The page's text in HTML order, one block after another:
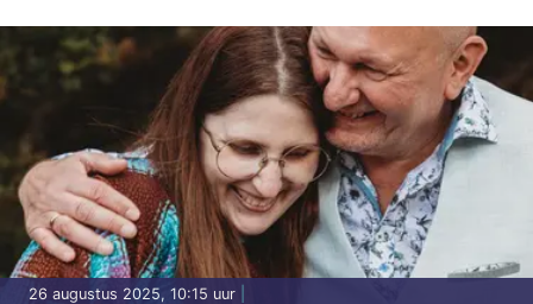
26 augustus 2025, 10:15 uur